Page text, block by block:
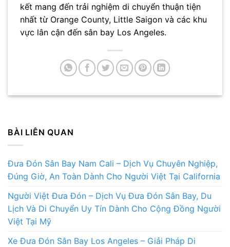
kết mang đến trải nghiệm di chuyển thuận tiện
nhất từ Orange County, Little Saigon và các khu
vực lân cận đến sân bay Los Angeles.
BÀI LIÊN QUAN
Đưa Đón Sân Bay Nam Cali – Dịch Vụ Chuyên Nghiệp,
Đúng Giờ, An Toàn Dành Cho Người Việt Tại California
Người Việt Đưa Đón – Dịch Vụ Đưa Đón Sân Bay, Du
Lịch Và Di Chuyển Uy Tín Dành Cho Cộng Đồng Người
Việt Tại Mỹ
Xe Đưa Đón Sân Bay Los Angeles – Giải Pháp Di